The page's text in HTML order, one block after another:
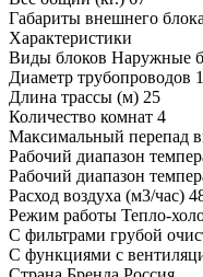
Габариты внешнего
Характеристики
Виды блоков Наружные
Диаметр трубопроводов
Длина трассы (м) 25
Количество комнат 4
Максимальный перепад
Рабочий диапазон
Рабочий диапазон
Расход воздуха (м3/час)
Режим работы Тепло-
С фильтрами грубой
С функциями с